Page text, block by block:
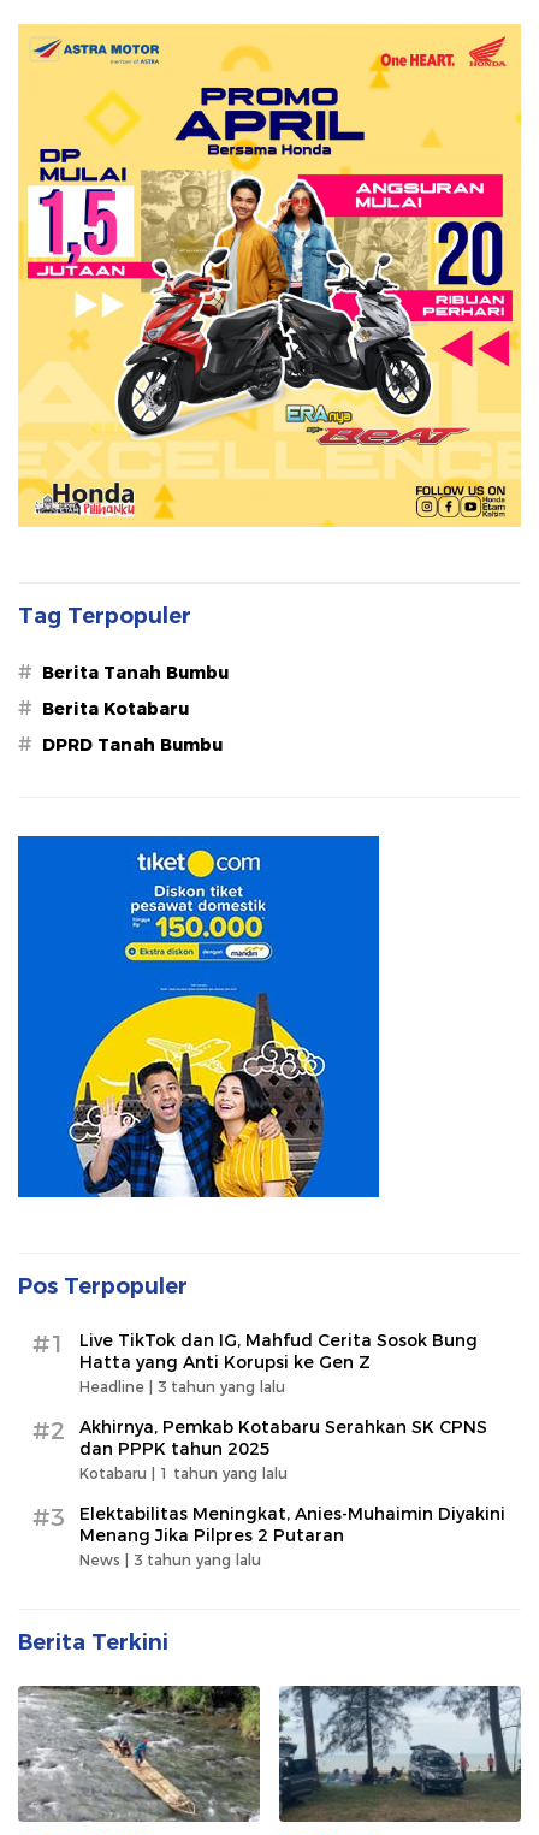
Tag Terpopuler
# Berita Tanah Bumbu
# Berita Kotabaru
# DPRD Tanah Bumbu
Pos Terpopuler
#1
Live TikTok dan IG, Mahfud Cerita Sosok Bung
Hatta yang Anti Korupsi ke Gen Z
Headline | 3 tahun yang lalu
#2
Akhirnya, Pemkab Kotabaru Serahkan SK CPNS
dan PPPK tahun 2025
Kotabaru | 1 tahun yang lalu
#3
Elektabilitas Meningkat, Anies-Muhaimin Diyakini
Menang Jika Pilpres 2 Putaran
News | 3 tahun yang lalu
Berita Terkini